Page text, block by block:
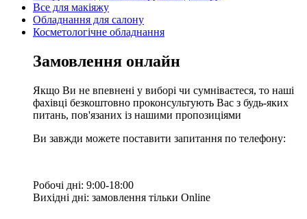
Все для макіяжу
Обладнання для салону
Косметологічне обладнання
Замовлення онлайн
Якщо Ви не впевнені у виборі чи сумніваєтеся, то наші
фахівці безкоштовно проконсультують Вас з будь-яких
питань, пов'язаних із нашими пропозиціями
Ви завжди можете поставити запитання по телефону:
Робочі дні: 9:00-18:00
Вихідні дні: замовлення тільки Online